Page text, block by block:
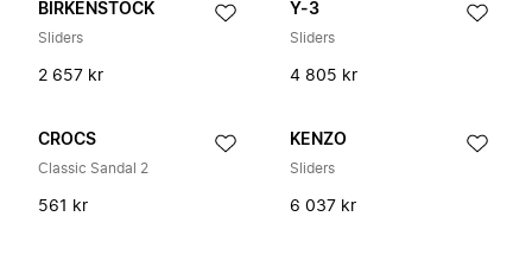
BIRKENSTOCK
Sliders
2 657 kr
Y-3
Sliders
4 805 kr
CROCS
Classic Sandal 2
561 kr
KENZO
Sliders
6 037 kr